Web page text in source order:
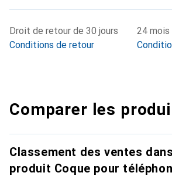
Droit de retour de 30 jours
Conditions de retour
24 mois
Comparer les
Classement des ventes
produit Coque pour